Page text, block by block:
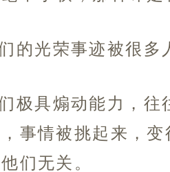
的光荣事迹被很多
极具煽动能力，往
事情被挑起来，
们无关。